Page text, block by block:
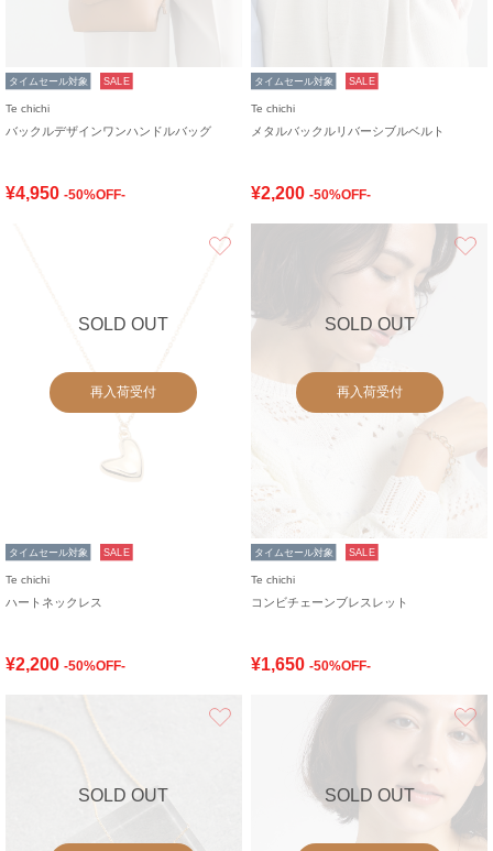
タイムセール対象 SALE
Te chichi
バックルデザインワンハンドルバッグ
¥4,950 -50%OFF-
タイムセール対象 SALE
Te chichi
メタルバックルリバーシブルベルト
¥2,200 -50%OFF-
SOLD OUT
再入荷受付
タイムセール対象 SALE
Te chichi
ハートネックレス
¥2,200 -50%OFF-
SOLD OUT
再入荷受付
タイムセール対象 SALE
Te chichi
コンビチェーンブレスレット
¥1,650 -50%OFF-
SOLD OUT SOLD OUT